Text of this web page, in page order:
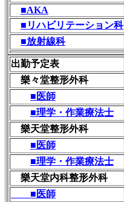
■AKA
■リハビリテーション科
■放射線科
出勤予定表
樂々堂整形外科
■医師
■理学・作業療法士
樂天堂整形外科
■医師
■理学・作業療法士
樂天堂内科整形外科
■医師